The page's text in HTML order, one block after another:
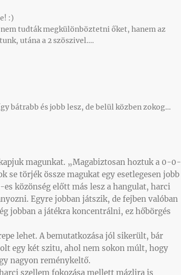
:)
tudták megkülönböztetni őket, hanem az
utána a 2 szöszivel….
bátrabb és jobb lesz, de belül közben zokog…
magunkat. „Magabiztosan hoztuk a 0-0-
se törjék össze magukat egy esetlegesen jobb
közönség előtt más lesz a hangulat, harci
Egyre jobban játszik, de fejben valóban
jobban a játékra koncentrálni, ez hőbörgés
lehet. A bemutatkozása jól sikerült, bár
egy két szitu, ahol nem sokon múlt, hogy
nagyon reménykeltő.
szellem fokozása mellett mázlira is